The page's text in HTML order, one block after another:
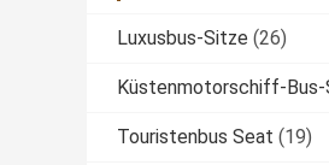
Luxusbus-Sitze (26)
Küstenmotorschiff-
Touristenbus Seat (19)